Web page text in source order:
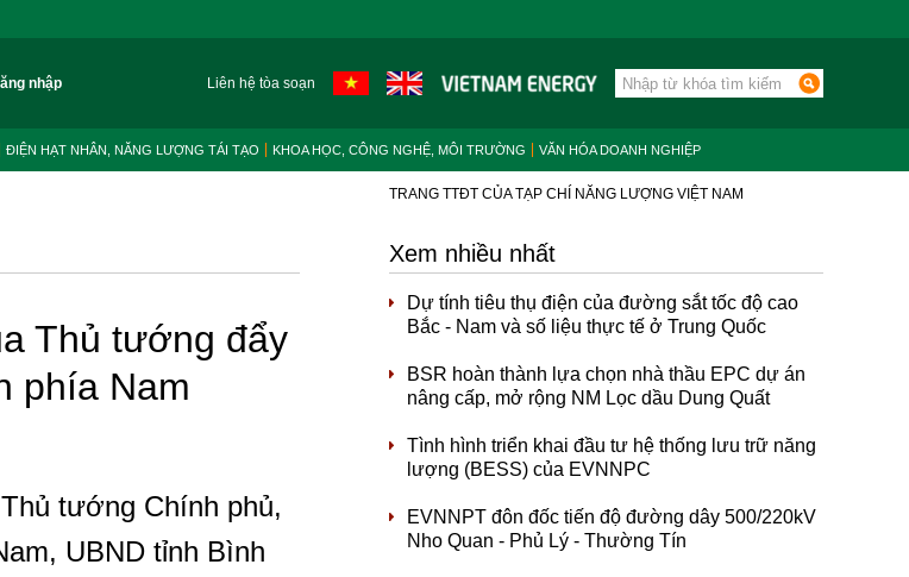
nhập Liên hệ tòa soạn
ĐIỆN HẠT NHÂN, NĂNG LƯỢNG TÁI TẠO KHOA HỌC, CÔNG NGHỆ, MÔI TRƯỜNG VĂN HÓA DOANH NGHIỆP
TRANG TTĐT CỦA TẠP CHÍ NĂNG LƯỢNG VIỆT NAM
Thủ tướng đẩy
phía Nam
tướng Chính phủ,
UBND tỉnh Bình
Xem nhiều nhất
Dự tính tiêu thụ điện của đường sắt tốc độ cao
Bắc - Nam và số liệu thực tế ở Trung Quốc
BSR hoàn thành lựa chọn nhà thầu EPC dự án
nâng cấp, mở rộng NM Lọc dầu Dung Quất
Tình hình triển khai đầu tư hệ thống lưu trữ năng
lượng (BESS) của EVNNPC
EVNNPT đôn đốc tiến độ đường dây 500/220kV
Nho Quan - Phủ Lý - Thường Tín